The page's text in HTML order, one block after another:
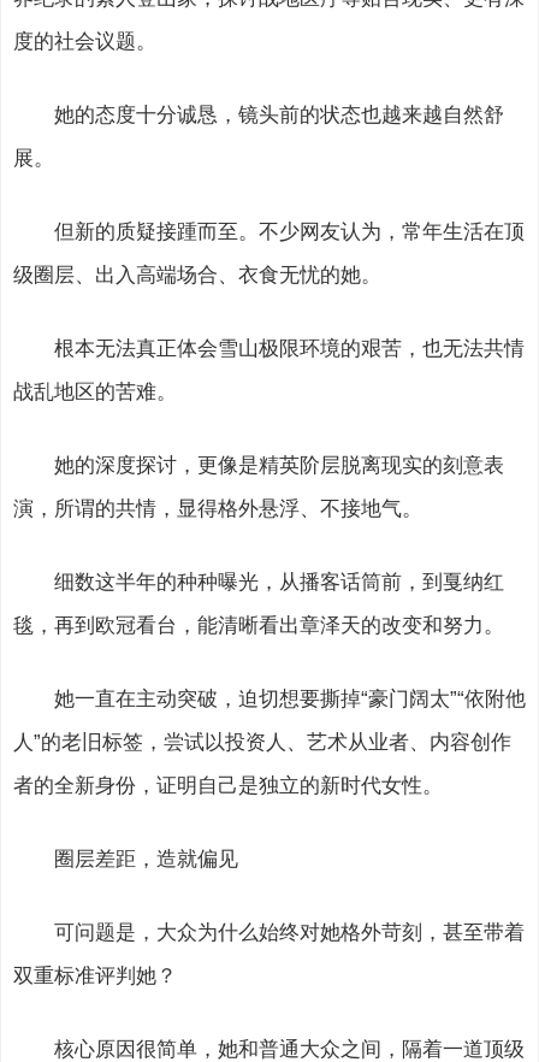
度的社会议题。
她的态度十分诚恳，镜头前的状态也越来越自然舒
展。
但新的质疑接踵而至。不少网友认为，常年生活在顶
级圈层、出入高端场合、衣食无忧的她。
根本无法真正体会雪山极限环境的艰苦，也无法共情
战乱地区的苦难。
她的深度探讨，更像是精英阶层脱离现实的刻意表
演，所谓的共情，显得格外悬浮、不接地气。
细数这半年的种种曝光，从播客话筒前，到戛纳红
毯，再到欧冠看台，能清晰看出章泽天的改变和努力。
她一直在主动突破，迫切想要撕掉“豪门阔太”“依附他
人”的老旧标签，尝试以投资人、艺术从业者、内容创作
者的全新身份，证明自己是独立的新时代女性。
圈层差距，造就偏见
可问题是，大众为什么始终对她格外苛刻，甚至带着
双重标准评判她？
核心原因很简单，她和普通大众之间，隔着一道顶级